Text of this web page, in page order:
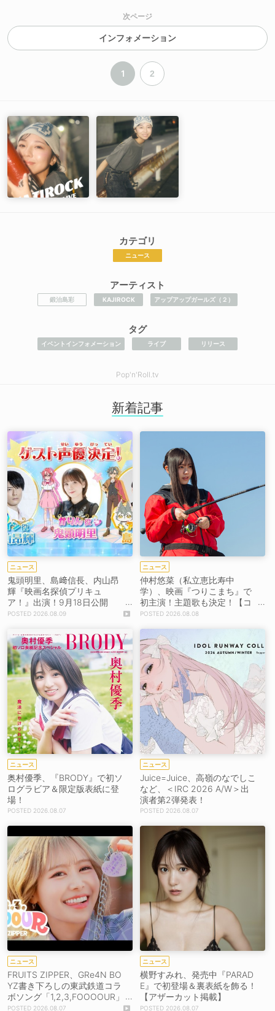
次ページ
インフォメーション
1 2
カテゴリ
ニュース
アーティスト
鍛治島彩 KAJIROCK アップアップガールズ（２）
タグ
イベントインフォメーション ライブ リリース
Pop'n'Roll.tv
新着記事
ニュース
鬼頭明里、島﨑信長、内山昂
輝『映画名探偵プリキュ
ア！』出演！9月18日公開
【コメントあり】
2026.08.09
ニュース
仲村悠菜（私立恵比寿中
学）、映画『つりこまち』で
初主演！主題歌も決定！【コ
メントあり】
2026.08.08
ニュース
奥村優季、『BRODY』で初ソ
ログラビア＆限定版表紙に登
場！
2026.08.07
ニュース
Juice=Juice、高嶺のなでしこ
など、＜IRC 2026 A/W＞出
演者第2弾発表！
2026.08.07
ニュース
FRUITS ZIPPER、GRe4N BO
YZ書き下ろしの東武鉄道コラ
ボソング「1,2,3,FOOOOUR」
をリリース＆MV公開！
2026.08.07
ニュース
横野すみれ、発売中『PARAD
E』で初登場＆裏表紙を飾る！
【アザーカット掲載】
2026.08.07